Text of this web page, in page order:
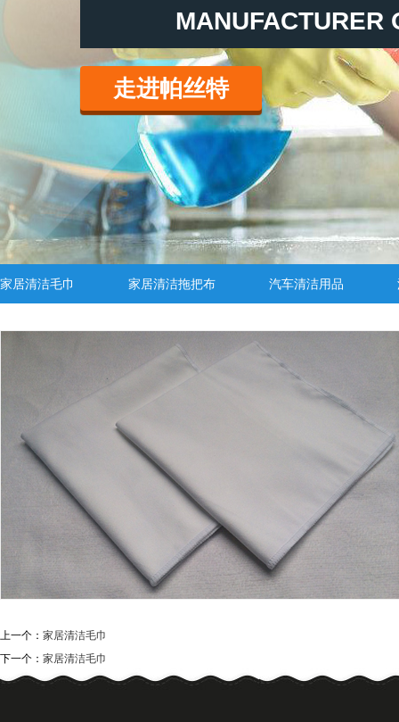
走进帕丝特
家居清洁毛巾 家居清洁拖把布 汽车清洁用品
上一个： 家居清洁毛巾
下一个： 家居清洁毛巾